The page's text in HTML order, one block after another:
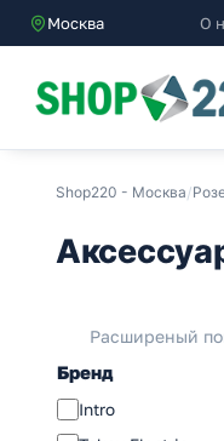
Москва О
Shop220 - Москва/
Расширеный
Бренд
Intro